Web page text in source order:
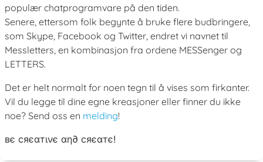
populær chatprogramvare på den tiden.
Senere, ettersom folk begynte å bruke flere budbringere,
som Skype, Facebook og Twitter, endret vi navnet til
Messletters, en kombinasjon fra ordene MESSenger og
LETTERS.
Det er helt normalt for noen tegn til å vises som firkanter.
Vil du legge til dine egne kreasjoner eller finner du ikke
noe? Send oss en melding!
вє cяєαтινє αη∂ cяєαтє!